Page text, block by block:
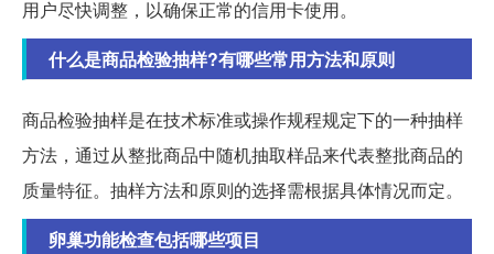
用户尽快调整，以确保正常的信用卡使用。
什么是商品检验抽样?有哪些常用方法和原则
商品检验抽样是在技术标准或操作规程规定下的一种抽样
方法，通过从整批商品中随机抽取样品来代表整批商品的
质量特征。抽样方法和原则的选择需根据具体情况而定。
卵巢功能检查包括哪些项目